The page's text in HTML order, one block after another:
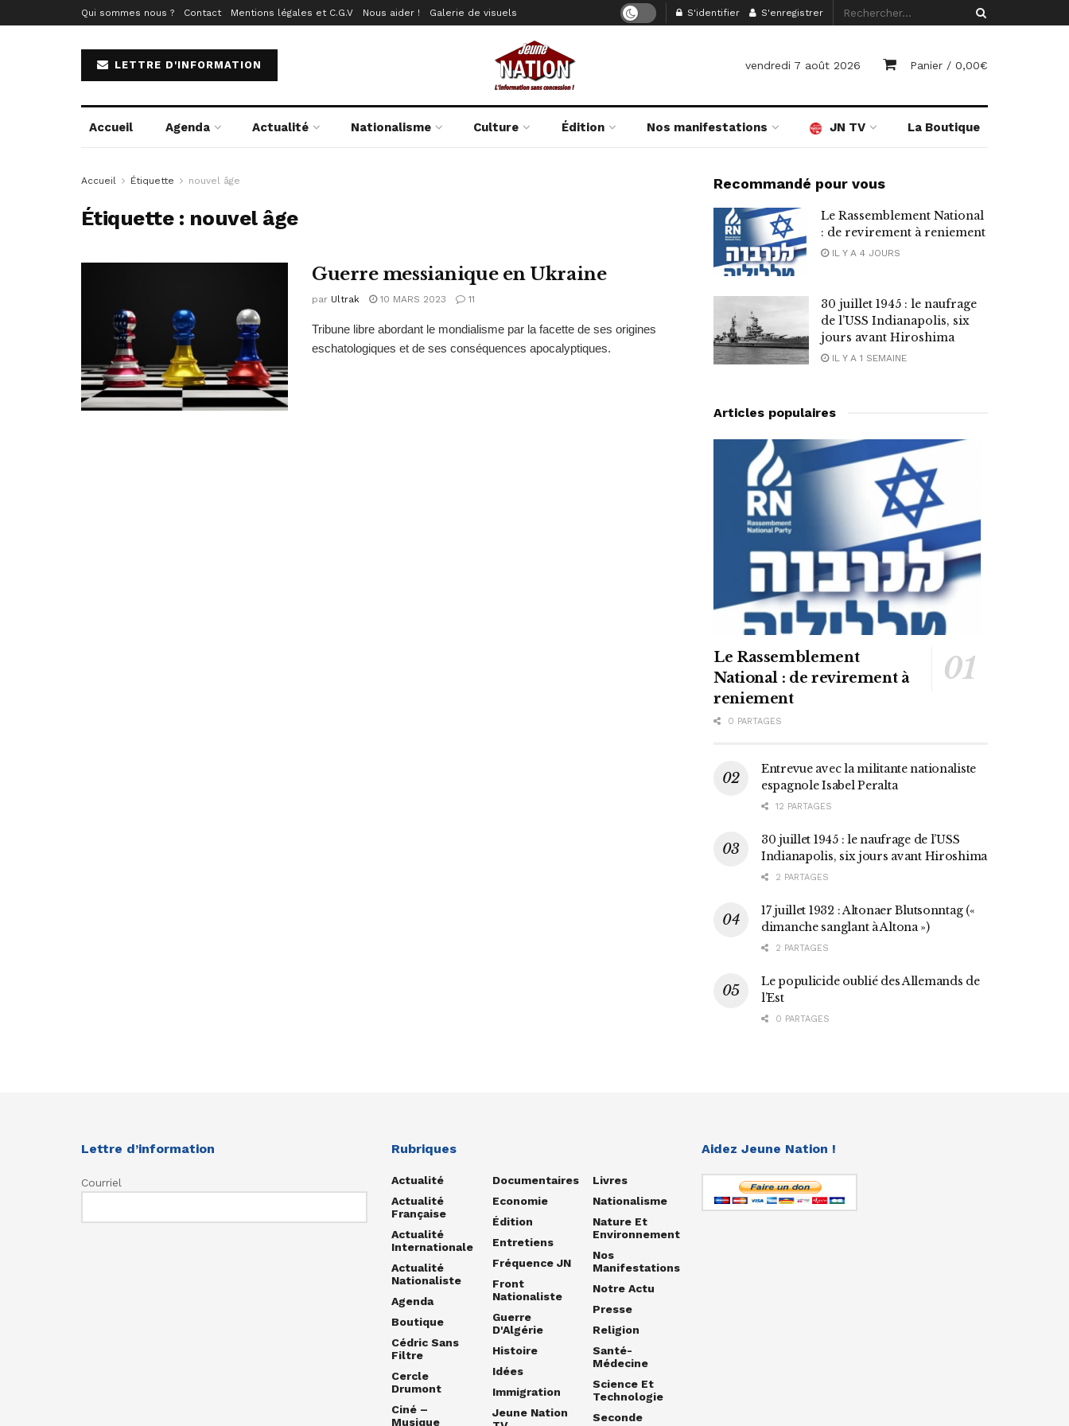
Qui sommes nous ? Contact Mentions légales et C.G.V Nous aider ! Galerie de visuels S'identifier S'enregistrer
LETTRE D'INFORMATION vendredi 7 août 2026 Panier / 0,00€
Accueil Agenda Actualité Nationalisme Culture Édition Nos manifestations JN TV La Boutique
Accueil Étiquette nouvel âge
Étiquette : nouvel âge
Guerre messianique en Ukraine
par Ultrak 10 MARS 2023 11
Tribune libre abordant le mondialisme par la facette de ses origines
eschatologiques et de ses conséquences apocalyptiques.
Recommandé pour vous
Le Rassemblement National
: de revirement à reniement
IL Y A 4 JOURS
30 juillet 1945 : le naufrage
de l’USS Indianapolis, six
jours avant Hiroshima
IL Y A 1 SEMAINE
Articles populaires
Le Rassemblement
National : de revirement à
reniement
0 PARTAGES
Entrevue avec la militante nationaliste
espagnole Isabel Peralta
12 PARTAGES
30 juillet 1945 : le naufrage de l’USS
Indianapolis, six jours avant Hiroshima
2 PARTAGES
17 juillet 1932 : Altonaer Blutsonntag («
dimanche sanglant à Altona »)
2 PARTAGES
Le populicide oublié des Allemands de
l’Est
0 PARTAGES
Lettre d’information
Courriel
Rubriques
Actualité
Actualité
Française
Actualité
Internationale
Actualité
Nationaliste
Agenda
Boutique
Cédric Sans
Filtre
Cercle
Drumont
Ciné –
Musique
Documentaires
Economie
Édition
Entretiens
Fréquence JN
Front
Nationaliste
Guerre
D'Algérie
Histoire
Idées
Immigration
Jeune Nation
Livres
Nationalisme
Nature Et
Environnement
Nos
Manifestations
Notre Actu
Presse
Religion
Santé-
Médecine
Science Et
Technologie
Seconde
Aidez Jeune Nation !